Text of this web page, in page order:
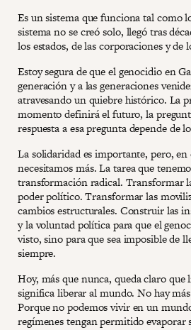
Es un sistema que funciona tal como
sistema no se creó solo, llegó tras
los estados, de las corporaciones y de
Estoy segura de que el genocidio en
generación y a las generaciones
atravesando un quiebre histórico. La
momento definirá el futuro, la
respuesta a esa pregunta depende de
La solidaridad es importante, pero, en
necesitamos más. La tarea que
transformación radical. Transformar
poder político. Transformar las
cambios estructurales. Construir las
y la voluntad política para que el
visto, sino para que sea imposible de
siempre.
Hoy, más que nunca, queda claro que
significa liberar al mundo. No hay
Porque no podemos vivir en un
regímenes tengan permitido evaporar